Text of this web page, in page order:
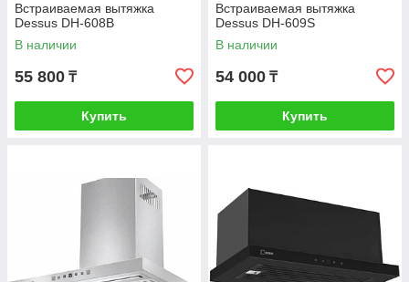
Встраиваемая вытяжка
Dessus DH-608B
В наличии
55 800 ₸
Купить
Встраиваемая вытяжка
Dessus DH-609S
В наличии
54 000 ₸
Купить